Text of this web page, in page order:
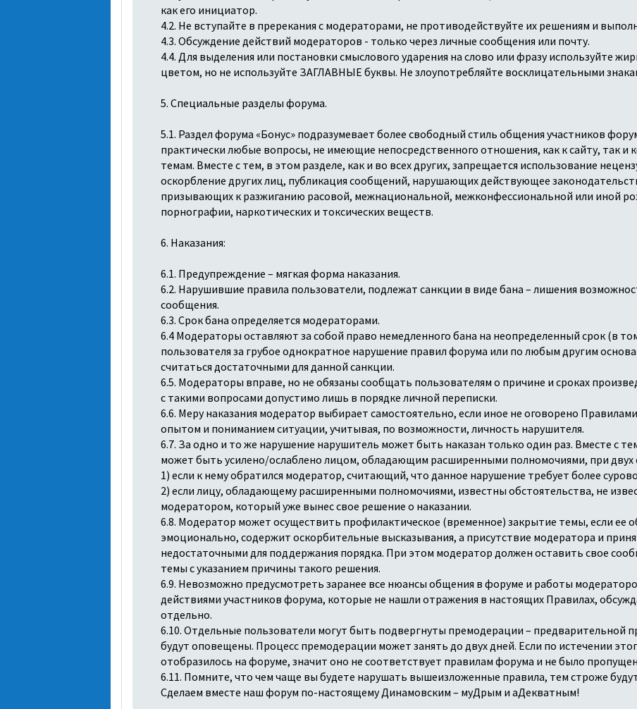
как его инициатор.
4.2. Не вступайте в пререкания с модераторами, не противодействуйте их решениям и
4.3. Обсуждение действий модераторов - только через личные сообщения или почту.
4.4. Для выделения или постановки смыслового ударения на слово или фразу используйте
цветом, но не используйте ЗАГЛАВНЫЕ буквы. Не злоупотребляйте восклицательными
5. Специальные разделы форума.
5.1. Раздел форума «Бонус» подразумевает более свободный стиль общения участников
практически любые вопросы, не имеющие непосредственного отношения, как к сайту, так и
темам. Вместе с тем, в этом разделе, как и во всех других, запрещается использование
оскорбление других лиц, публикация сообщений, нарушающих действующее
призывающих к разжиганию расовой, межнациональной, межконфессиональной или иной
порнографии, наркотических и токсических веществ.
6. Наказания:
6.1. Предупреждение – мягкая форма наказания.
6.2. Нарушившие правила пользователи, подлежат санкции в виде бана – лишения
сообщения.
6.3. Срок бана определяется модераторами.
6.4 Модераторы оставляют за собой право немедленного бана на неопределенный срок (в
пользователя за грубое однократное нарушение правил форума или по любым другим
считаться достаточными для данной санкции.
6.5. Модераторы вправе, но не обязаны сообщать пользователям о причине и сроках
с такими вопросами допустимо лишь в порядке личной переписки.
6.6. Меру наказания модератор выбирает самостоятельно, если иное не оговорено
опытом и пониманием ситуации, учитывая, по возможности, личность нарушителя.
6.7. За одно и то же нарушение нарушитель может быть наказан только один раз. Вместе с
может быть усилено/ослаблено лицом, обладающим расширенными полномочиями, при двух
1) если к нему обратился модератор, считающий, что данное нарушение требует более
2) если лицу, обладающему расширенными полномочиями, известны обстоятельства, не
модератором, который уже вынес свое решение о наказании.
6.8. Модератор может осуществить профилактическое (временное) закрытие темы, если ее
эмоционально, содержит оскорбительные высказывания, а присутствие модератора и
недостаточными для поддержания порядка. При этом модератор должен оставить свое
темы с указанием причины такого решения.
6.9. Невозможно предусмотреть заранее все нюансы общения в форуме и работы
действиями участников форума, которые не нашли отражения в настоящих Правилах,
отдельно.
6.10. Отдельные пользователи могут быть подвергнуты премодерации – предварительной
будут оповещены. Процесс премодерации может занять до двух дней. Если по истечении
отобразилось на форуме, значит оно не соответствует правилам форума и не было
6.11. Помните, что чем чаще вы будете нарушать вышеизложенные правила, тем строже
Сделаем вместе наш форум по-настоящему Динамовским – муДрым и аДекватным!